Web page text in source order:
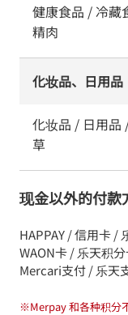
健康食品 / 冷藏
精肉
化妆品、日用品
化妆品 / 日用品
草
现金以外的付款
HAPPAY / 信用卡 /
WAON卡 / 乐天积
Mercari支付 / 乐天
※Merpay 和各种积分